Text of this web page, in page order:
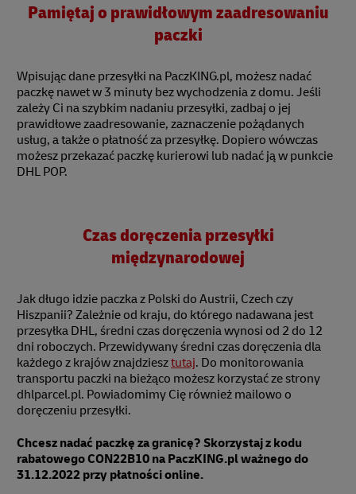
Pamiętaj o prawidłowym zaadresowaniu
paczki
Wpisując dane przesyłki na PaczKING.pl, możesz nadać
paczkę nawet w 3 minuty bez wychodzenia z domu. Jeśli
zależy Ci na szybkim nadaniu przesyłki, zadbaj o jej
prawidłowe zaadresowanie, zaznaczenie pożądanych
usług, a także o płatność za przesyłkę. Dopiero wówczas
możesz przekazać paczkę kurierowi lub nadać ją w punkcie
DHL POP.
Czas doręczenia przesyłki
międzynarodowej
Jak długo idzie paczka z Polski do Austrii, Czech czy
Hiszpanii? Zależnie od kraju, do którego nadawana jest
przesyłka DHL, średni czas doręczenia wynosi od 2 do 12
dni roboczych. Przewidywany średni czas doręczenia dla
każdego z krajów znajdziesztutaj. Do monitorowania
transportu paczki na bieżąco możesz korzystać ze strony
dhlparcel.pl. Powiadomimy Cię również mailowo o
doręczeniu przesyłki.
Chcesz nadać paczkę za granicę? Skorzystaj z kodu
rabatowego CON22B10 na PaczKING.pl ważnego do
31.12.2022 przy płatności online.